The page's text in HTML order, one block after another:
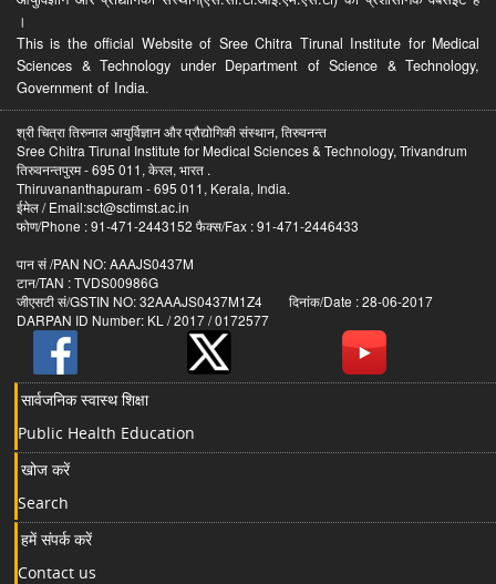
।
This is the official Website of Sree Chitra Tirunal Institute for Medical
Sciences & Technology under Department of Science & Technology,
Government of India.
श्री चित्रा तिरुनाल आयुर्विज्ञान और प्रौद्योगिकी संस्थान, तिरुवनन्त
Sree Chitra Tirunal Institute for Medical Sciences & Technology, Trivandrum
तिरुवनन्तपुरम - 695 011, केरल, भारत .
Thiruvananthapuram - 695 011, Kerala, India.
ईमेल / Email:sct@sctimst.ac.in
फोण/Phone : 91-471-2443152 फैक्स/Fax : 91-471-2446433
पान सं /PAN NO: AAAJS0437M
टान/TAN : TVDS00986G
जीएसटी सं/GSTIN NO: 32AAAJS0437M1Z4 दिनांक/Date : 28-06-2017
DARPAN ID Number: KL / 2017 / 0172577
सार्वजनिक स्वास्थ शिक्षा
Public Health Education
खोज करें
Search
हमें संपर्क करें
Contact us